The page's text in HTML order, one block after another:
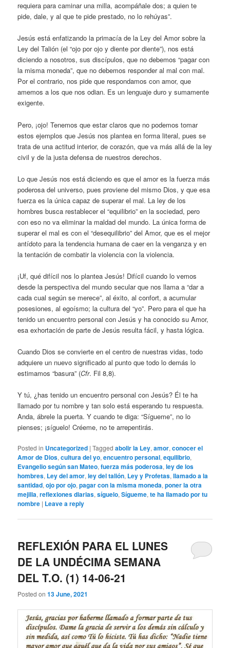
requiera para caminar una milla, acompáñale dos; a quien te
pide, dale, y al que te pide prestado, no lo rehúyas”.
Jesús está enfatizando la primacía de la Ley del Amor sobre la
Ley del Talión (el “ojo por ojo y diente por diente”), nos está
diciendo a nosotros, sus discípulos, que no debemos “pagar con
la misma moneda”, que no debemos responder al mal con mal.
Por el contrario, nos pide que respondamos con amor, que
amemos a los que nos odian. Es un lenguaje duro y sumamente
exigente.
Pero, ¡ojo! Tenemos que estar claros que no podemos tomar
estos ejemplos que Jesús nos plantea en forma literal, pues se
trata de una actitud interior, de corazón, que va más allá de la ley
civil y de la justa defensa de nuestros derechos.
Lo que Jesús nos está diciendo es que el amor es la fuerza más
poderosa del universo, pues proviene del mismo Dios, y que esa
fuerza es la única capaz de superar el mal. La ley de los
hombres busca restablecer el “equilibrio” en la sociedad, pero
con eso no va eliminar la maldad del mundo. La única forma de
superar el mal es con el “desequilibrio” del Amor, que es el mejor
antídoto para la tendencia humana de caer en la venganza y en
la tentación de combatir la violencia con la violencia.
¡Uf, qué difícil nos lo plantea Jesús! Difícil cuando lo vemos
desde la perspectiva del mundo secular que nos llama a “dar a
cada cual según se merece”, al éxito, al confort, a acumular
posesiones, al egoísmo; la cultura del “yo”. Pero para el que ha
tenido un encuentro personal con Jesús y ha conocido su Amor,
esa exhortación de parte de Jesús resulta fácil, y hasta lógica.
Cuando Dios se convierte en el centro de nuestras vidas, todo
adquiere un nuevo significado al punto que todo lo demás lo
estimamos “basura” (Cfr. Fil 8,8).
Y tú, ¿has tenido un encuentro personal con Jesús? Él te ha
llamado por tu nombre y tan solo está esperando tu respuesta.
Anda, ábrele la puerta. Y cuando te diga: “Sígueme”, no lo
pienses; ¡síguelo! Créeme, no te arrepentirás.
Posted in Uncategorized |Tagged abolir la Ley,amor,conocer el
Amor de Dios,cultura del yo,encuentro personal,equilibrio,
Evangelio según san Mateo,fuerza más poderosa,ley de los
hombres, Ley del amor,ley del talión, Ley y Profetas,llamado a la
santidad,ojo por ojo,pagar con la misma moneda,poner la otra
mejilla,reflexiones diarias,síguelo,Sígueme,te ha llamado por tu
nombre | Leave a reply
REFLEXIÓN PARA EL LUNES
DE LA UNDÉCIMA SEMANA
DEL T.O. (1) 14-06-21
Posted on13 June, 2021